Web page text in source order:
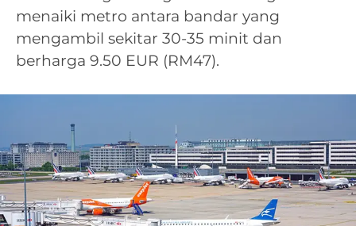
menaiki metro antara bandar yang
mengambil sekitar 30-35 minit dan
berharga 9.50 EUR (RM47).